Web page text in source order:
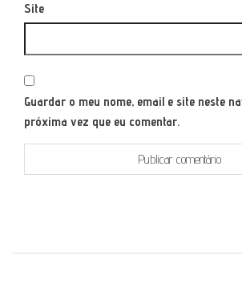
Site
Guardar o meu nome, email e site neste
próxima vez que eu comentar.